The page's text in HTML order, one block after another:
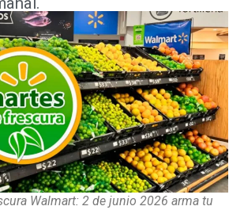
Walmart: 2 de junio 2026 arma tu